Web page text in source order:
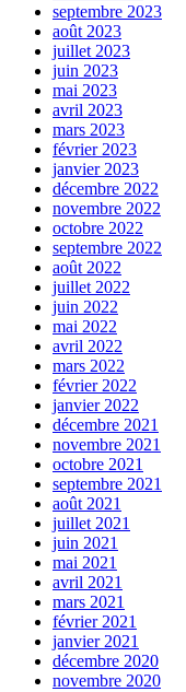
septembre 2023
août 2023
juillet 2023
juin 2023
mai 2023
avril 2023
mars 2023
février 2023
janvier 2023
décembre 2022
novembre 2022
octobre 2022
septembre 2022
août 2022
juillet 2022
juin 2022
mai 2022
avril 2022
mars 2022
février 2022
janvier 2022
décembre 2021
novembre 2021
octobre 2021
septembre 2021
août 2021
juillet 2021
juin 2021
mai 2021
avril 2021
mars 2021
février 2021
janvier 2021
décembre 2020
novembre 2020